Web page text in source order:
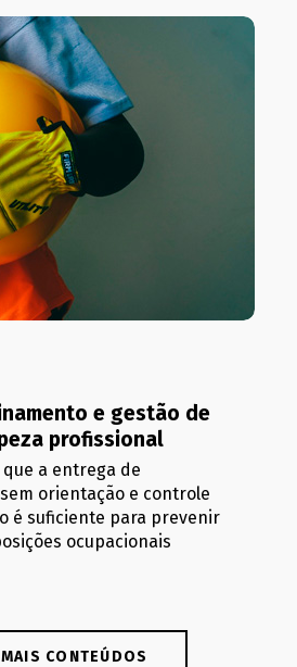
e gestão de
profissional
a entrega de
orientação e controle
é suficiente para prevenir
ocupacionais
MAIS CONTEÚDOS